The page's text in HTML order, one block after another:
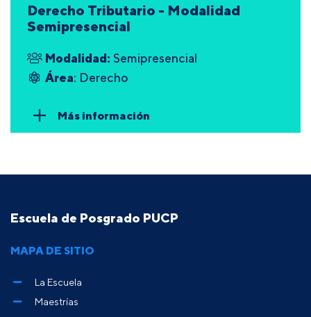
Derecho Tributario - Modalidad
Semipresencial
Modalidad: Semipresencial
Área: Derecho
Más información
Escuela de Posgrado PUCP
MAPA DE SITIO
La Escuela
Maestrías